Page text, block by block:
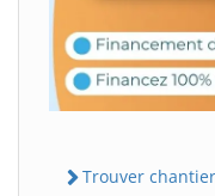
Trouver